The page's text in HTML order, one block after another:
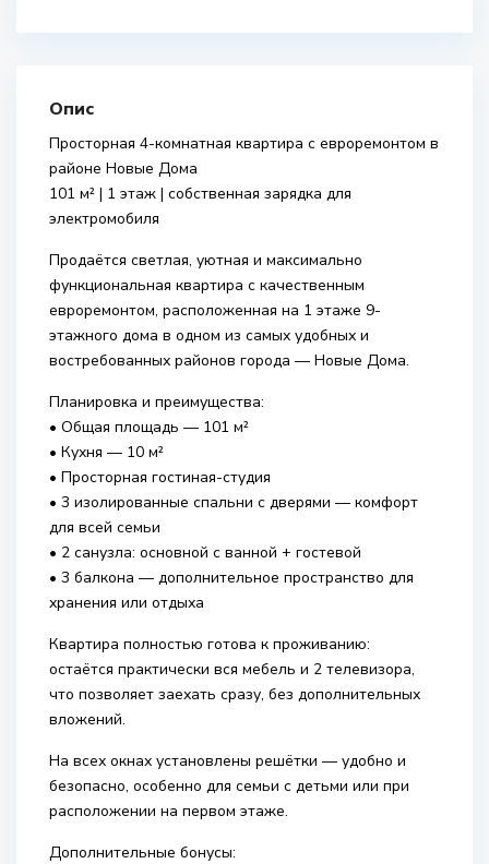
Опис
Просторная 4-комнатная квартира с евроремонтом в
районе Новые Дома
101 м² | 1 этаж | собственная зарядка для
электромобиля
Продаётся светлая, уютная и максимально
функциональная квартира с качественным
евроремонтом, расположенная на 1 этаже 9-
этажного дома в одном из самых удобных и
востребованных районов города — Новые Дома.
Планировка и преимущества:
• Общая площадь — 101 м²
• Кухня — 10 м²
• Просторная гостиная-студия
• 3 изолированные спальни с дверями — комфорт
для всей семьи
• 2 санузла: основной с ванной + гостевой
• 3 балкона — дополнительное пространство для
хранения или отдыха
Квартира полностью готова к проживанию:
остаётся практически вся мебель и 2 телевизора,
что позволяет заехать сразу, без дополнительных
вложений.
На всех окнах установлены решётки — удобно и
безопасно, особенно для семьи с детьми или при
расположении на первом этаже.
Дополнительные бонусы: